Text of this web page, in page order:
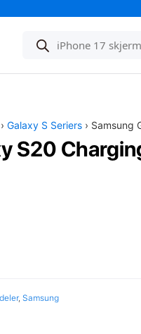
› Galaxy S Seriers › Samsung
S20
, Samsung